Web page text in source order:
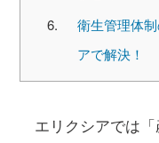
衛生管理体
アで解決！
エリクシアでは